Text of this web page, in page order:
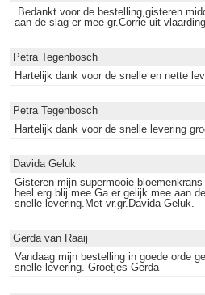
.Bedankt voor de bestelling,gisteren
aan de slag er mee gr.Corrie uit
Petra Tegenbosch
Hartelijk dank voor de snelle en nette
Petra Tegenbosch
Hartelijk dank voor de snelle levering
Davida Geluk
Gisteren mijn supermooie
heel erg blij mee.Ga er gelijk mee aan
snelle levering.Met vr.gr.Davida Geluk.
Gerda van Raaij
Vandaag mijn bestelling in goede orde
snelle levering. Groetjes Gerda